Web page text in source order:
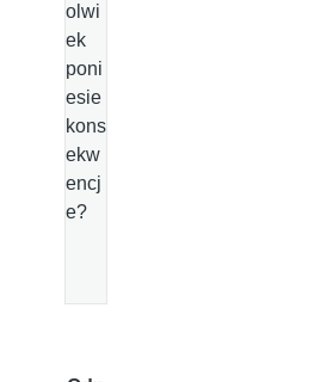
olwi
ek
poni
esie
kons
ekw
encj
e?